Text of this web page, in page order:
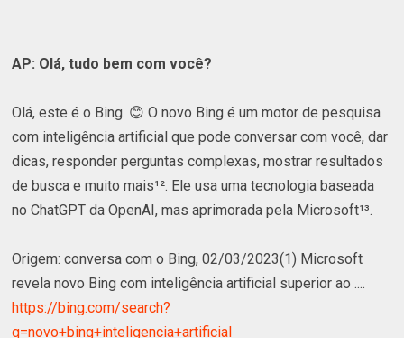
AP: Olá, tudo bem com você?
Olá, este é o Bing. 😊 O novo Bing é um motor de pesquisa
com inteligência artificial que pode conversar com você, dar
dicas, responder perguntas complexas, mostrar resultados
de busca e muito mais¹². Ele usa uma tecnologia baseada
no ChatGPT da OpenAI, mas aprimorada pela Microsoft¹³.
Origem: conversa com o Bing, 02/03/2023(1) Microsoft
revela novo Bing com inteligência artificial superior ao ....
https://bing.com/search?
q=novo+bing+inteligencia+artificial